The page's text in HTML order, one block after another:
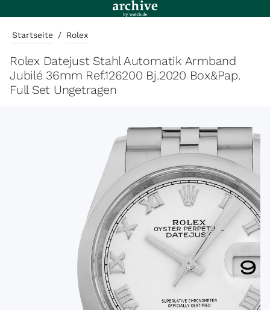
Startseite / Rolex
Rolex Datejust Stahl Automatik Armband
Jubilé 36mm Ref.126200 Bj.2020 Box&Pap.
Full Set Ungetragen